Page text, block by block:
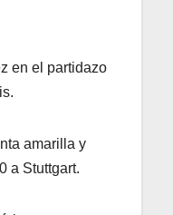
en el partidazo
amarilla y
a Stuttgart.